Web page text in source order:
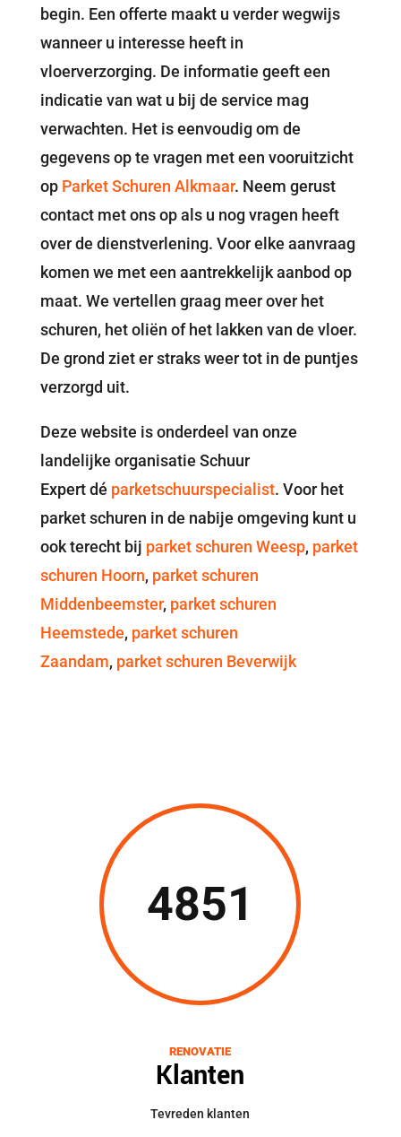
begin. Een offerte maakt u verder wegwijs
wanneer u interesse heeft in
vloerverzorging. De informatie geeft een
indicatie van wat u bij de service mag
verwachten. Het is eenvoudig om de
gegevens op te vragen met een vooruitzicht
op Parket Schuren Alkmaar. Neem gerust
contact met ons op als u nog vragen heeft
over de dienstverlening. Voor elke aanvraag
komen we met een aantrekkelijk aanbod op
maat. We vertellen graag meer over het
schuren, het oliën of het lakken van de vloer.
De grond ziet er straks weer tot in de puntjes
verzorgd uit.
Deze website is onderdeel van onze
landelijke organisatie Schuur
Expert dé parketschuurspecialist. Voor het
parket schuren in de nabije omgeving kunt u
ook terecht bij parket schuren Weesp, parket
schuren Hoorn, parket schuren
Middenbeemster, parket schuren
Heemstede, parket schuren
Zaandam, parket schuren Beverwijk
4851
RENOVATIE
Klanten
Tevreden klanten